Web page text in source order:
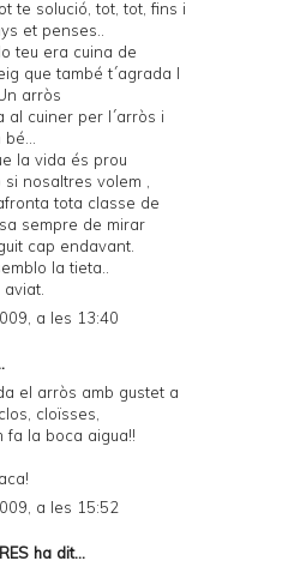
te solució, tot, tot, fins i
et penses..
teu era cuina de
que també t´agrada l
arròs
al cuiner per l´arròs i
la vida és prou
nosaltres volem ,
tota classe de
sempre de mirar
cap endavant.
la tieta..
a les 13:40
el arròs amb gustet a
cloïsses,
fa la boca aigua!!
a les 15:52
ha dit...